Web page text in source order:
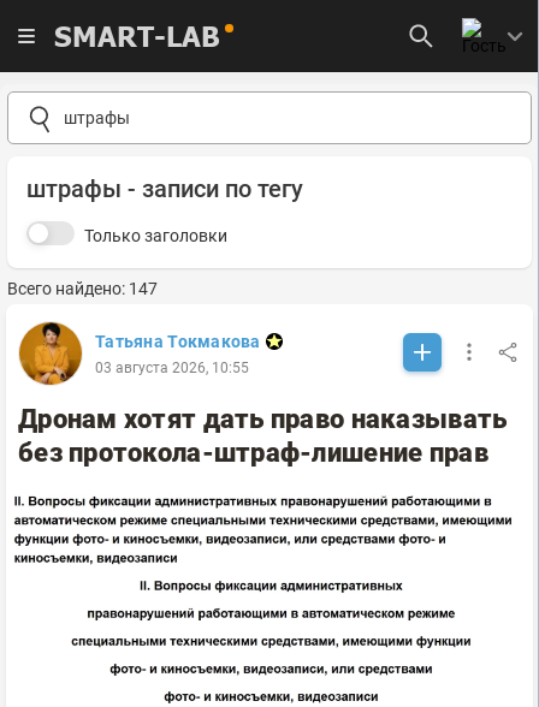
SMART-LAB
штрафы - записи по тегу
Только заголовки
Всего найдено: 147
Татьяна Токмакова
03 августа 2026, 10:55
Дронам хотят дать право наказывать
без протокола-штраф-лишение прав